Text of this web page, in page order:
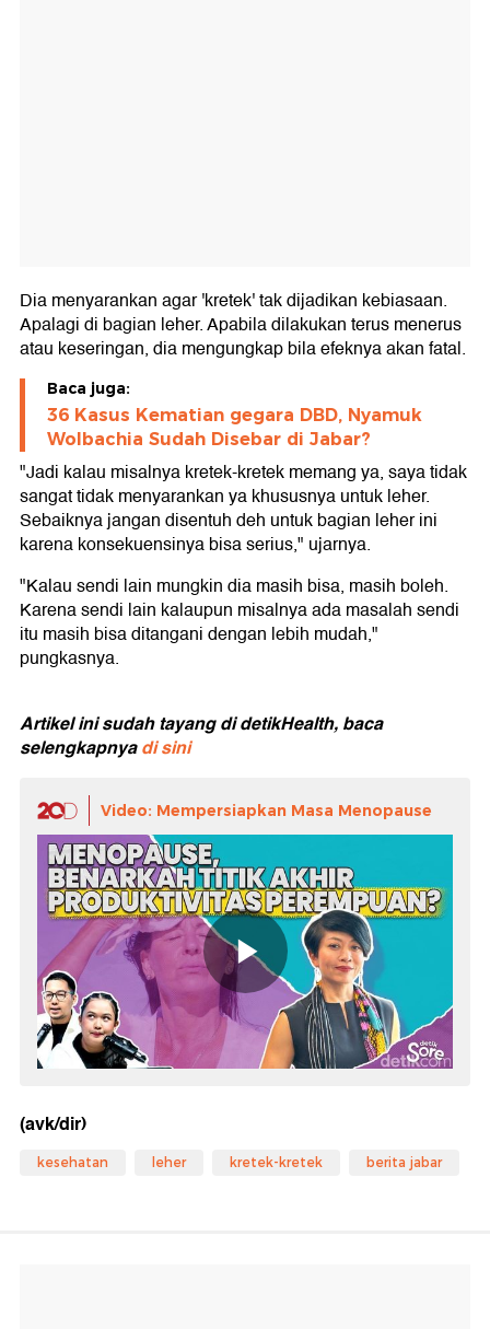
Dia menyarankan agar 'kretek' tak dijadikan kebiasaan.
Apalagi di bagian leher. Apabila dilakukan terus menerus
atau keseringan, dia mengungkap bila efeknya akan fatal.
Baca juga:
36 Kasus Kematian gegara DBD, Nyamuk
Wolbachia Sudah Disebar di Jabar?
"Jadi kalau misalnya kretek-kretek memang ya, saya tidak
sangat tidak menyarankan ya khususnya untuk leher.
Sebaiknya jangan disentuh deh untuk bagian leher ini
karena konsekuensinya bisa serius," ujarnya.
"Kalau sendi lain mungkin dia masih bisa, masih boleh.
Karena sendi lain kalaupun misalnya ada masalah sendi
itu masih bisa ditangani dengan lebih mudah,"
pungkasnya.
Artikel ini sudah tayang di detikHealth, baca
selengkapnyadi sini
Video: Mempersiapkan Masa Menopause
(avk/dir)
kesehatan leher kretek-kretek berita jabar